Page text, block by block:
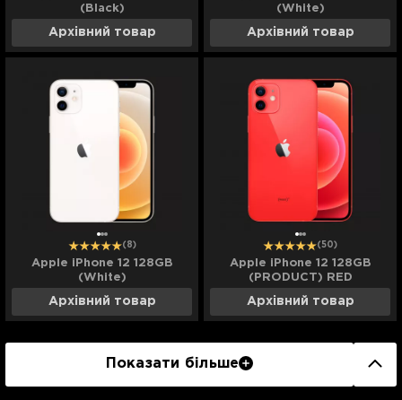
(Black)
Архівний товар
(White)
Архівний товар
(8)
Apple iPhone 12 128GB
(White)
Архівний товар
(50)
Apple iPhone 12 128GB
(PRODUCT) RED
Архівний товар
Показати більше